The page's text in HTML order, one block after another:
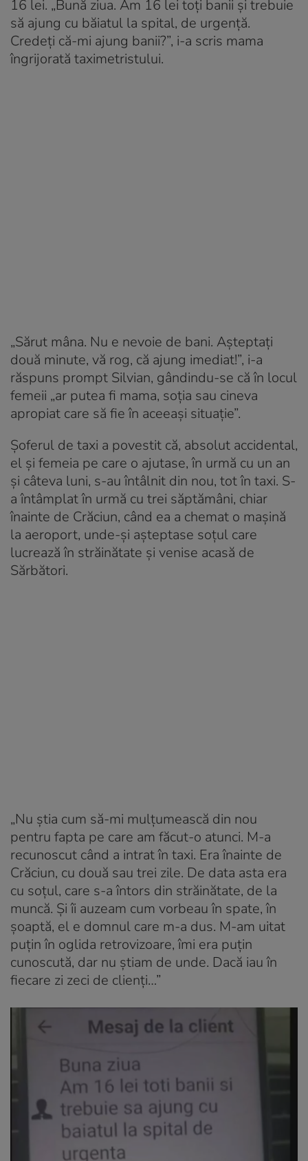
16 lei. „Bună ziua. Am 16 lei toți banii și trebuie
să ajung cu băiatul la spital, de urgență.
Credeți că-mi ajung banii?”, i-a scris mama
îngrijorată taximetristului.
„Sărut mâna. Nu e nevoie de bani. Așteptați
două minute, vă rog, că ajung imediat!”, i-a
răspuns prompt Silvian, gândindu-se că în locul
femeii „ar putea fi mama, soția sau cineva
apropiat care să fie în aceeași situație”.
Șoferul de taxi a povestit că, absolut accidental,
el și femeia pe care o ajutase, în urmă cu un an
și câteva luni, s-au întâlnit din nou, tot în taxi. S-
a întâmplat în urmă cu trei săptămâni, chiar
înainte de Crăciun, când ea a chemat o mașină
la aeroport, unde-și așteptase soțul care
lucrează în străinătate și venise acasă de
Sărbători.
„Nu știa cum să-mi mulțumească din nou
pentru fapta pe care am făcut-o atunci. M-a
recunoscut când a intrat în taxi. Era înainte de
Crăciun, cu două sau trei zile. De data asta era
cu soțul, care s-a întors din străinătate, de la
muncă. Și îi auzeam cum vorbeau în spate, în
șoaptă, el e domnul care m-a dus. M-am uitat
puțin în oglida retrovizoare, îmi era puțin
cunoscută, dar nu știam de unde. Dacă iau în
fiecare zi zeci de clienți…”